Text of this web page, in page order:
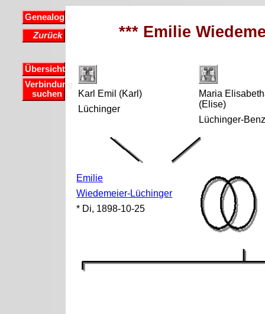
Genealogie
Zurück
Übersicht
Verbindung
suchen
*** Emilie
Karl Emil (Karl)
Lüchinger
Maria
(Elise)
Lüchinger-
Emilie
Wiedemeier-Lüchinger
* Di, 1898-10-25